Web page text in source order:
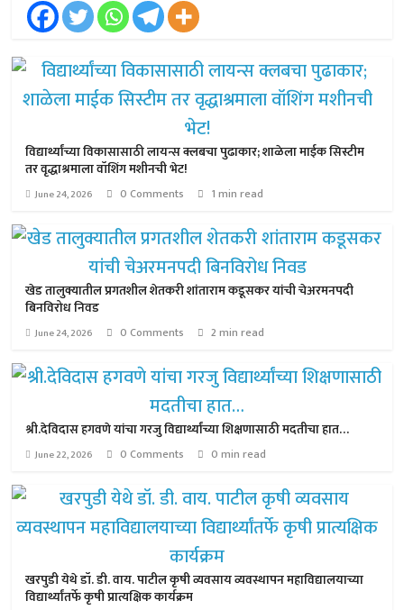
विद्यार्थ्यांच्या विकासासाठी लायन्स क्लबचा पुढाकार; शाळेला माईक सिस्टीम
तर वृद्धाश्रमाला वॉशिंग मशीनची भेट!
June 24, 2026 0 Comments 1 min read
खेड तालुक्यातील प्रगतशील शेतकरी शांताराम कडूसकर यांची चेअरमनपदी
बिनविरोध निवड
June 24, 2026 0 Comments 2 min read
श्री.देविदास हगवणे यांचा गरजु विद्यार्थ्यांच्या शिक्षणासाठी मदतीचा हात…
June 22, 2026 0 Comments 0 min read
खरपुडी येथे डॉ. डी. वाय. पाटील कृषी व्यवसाय व्यवस्थापन महाविद्यालयाच्या
विद्यार्थ्यांतर्फे कृषी प्रात्यक्षिक कार्यक्रम